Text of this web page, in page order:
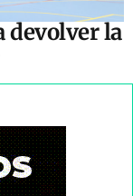
devolver la